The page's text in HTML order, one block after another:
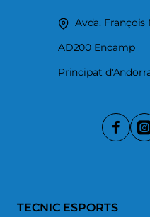
Avda.
AD200 Encamp
Principat
TECNIC ESPORTS